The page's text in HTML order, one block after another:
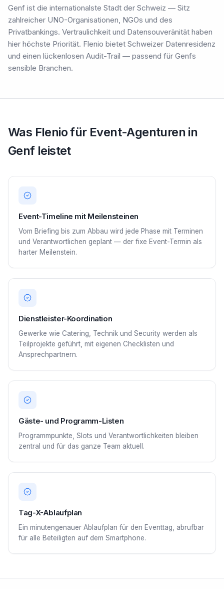
Genf ist die internationalste Stadt der Schweiz — Sitz
zahlreicher UNO-Organisationen, NGOs und des
Privatbankings. Vertraulichkeit und Datensouveränität haben
hier höchste Priorität. Flenio bietet Schweizer Datenresidenz
und einen lückenlosen Audit-Trail — passend für Genfs
sensible Branchen.
Was Flenio für Event-Agenturen in
Genf leistet
Event-Timeline mit Meilensteinen
Vom Briefing bis zum Abbau wird jede Phase mit Terminen
und Verantwortlichen geplant — der fixe Event-Termin als
harter Meilenstein.
Dienstleister-Koordination
Gewerke wie Catering, Technik und Security werden als
Teilprojekte geführt, mit eigenen Checklisten und
Ansprechpartnern.
Gäste- und Programm-Listen
Programmpunkte, Slots und Verantwortlichkeiten bleiben
zentral und für das ganze Team aktuell.
Tag-X-Ablaufplan
Ein minutengenauer Ablaufplan für den Eventtag, abrufbar
für alle Beteiligten auf dem Smartphone.